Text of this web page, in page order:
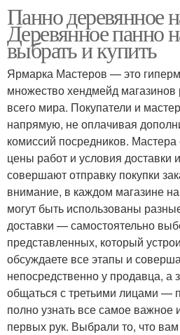
Панно деревянное
Деревянное панно
выбрать и купить
Ярмарка Мастеров — это
множество хендмейд
всего мира. Покупатели и
напрямую, не оплачивая
комиссий посредников.
цены работ и условия доставки
совершают отправку покупки
внимание, в каждом магазине
могут быть использованы
доставки — самостоятельно
представленных, который
обсуждаете все этапы и
непосредственно у продавца, а
общаться с третьими лицами —
полно узнать все самое важное
первых рук. Выбрали то, что